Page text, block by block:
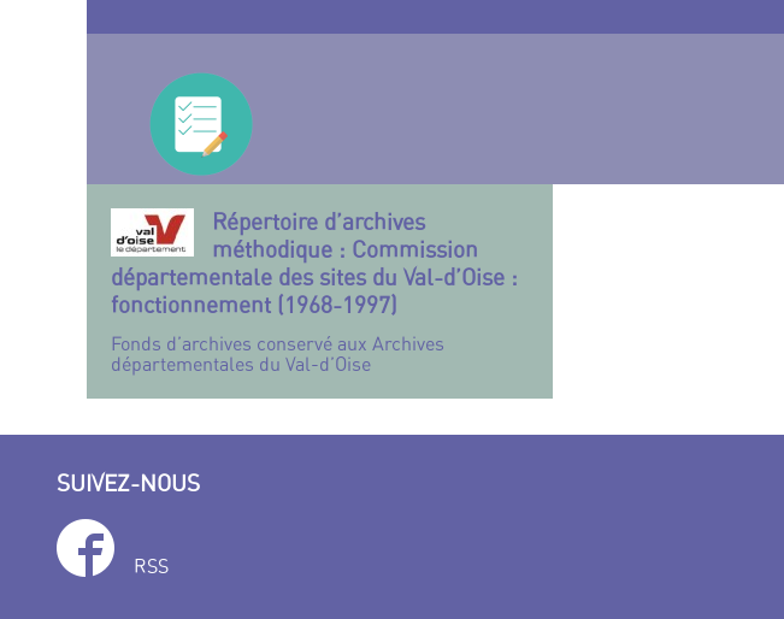
Répertoire d’archives
méthodique : Commission
départementale des sites du Val-d’Oise :
fonctionnement (1968-1997)
Fonds d’archives conservé aux Archives
départementales du Val-d’Oise
SUIVEZ-NOUS
RSS